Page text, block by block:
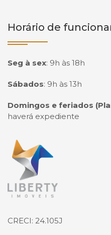
Horário de
Seg à sex: 9h às 18h
Sábados: 9h às 13h
Domingos e feriados
haverá expediente
Página inicial
CRECI: 24.105J